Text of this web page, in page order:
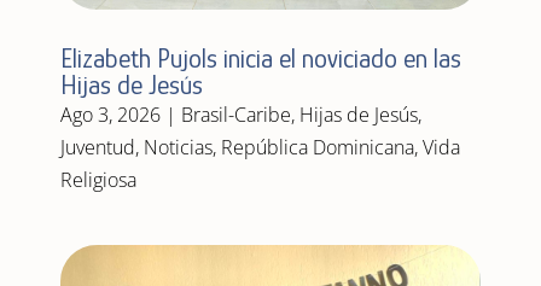
Elizabeth Pujols inicia el noviciado en las
Hijas de Jesús
Ago 3, 2026| Brasil-Caribe, Hijas de Jesús,
Juventud, Noticias, República Dominicana,Vida
Religiosa